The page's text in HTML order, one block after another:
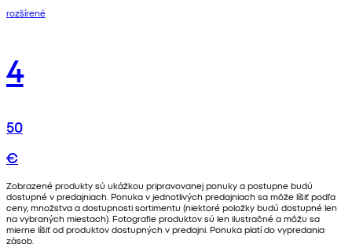
rozšírené
4
50
€
Zobrazené produkty sú ukážkou pripravovanej ponuky a postupne budú
dostupné v predajniach. Ponuka v jednotlivých predajniach sa môže líšiť podľa
ceny, množstva a dostupnosti sortimentu (niektoré položky budú dostupné len
na vybraných miestach). Fotografie produktov sú len ilustračné a môžu sa
mierne líšiť od produktov dostupných v predajni. Ponuka platí do vypredania
zásob.